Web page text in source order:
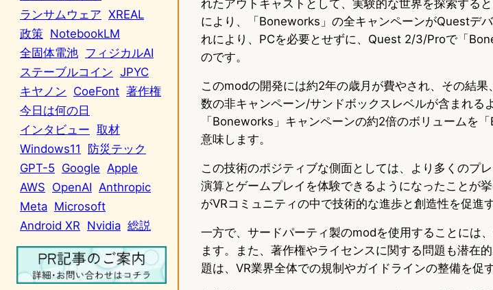
ランサムウェア XREAL
政策 NotebookLM
全固体電池 フィジカルAI
ステーブルコイン JPYC
キヤノン CoeFont 著作権
今日は何の日
インタビュー 取材
Windows11
防災テック
GPT-5 Google Apple
AWS OpenAI Anthropic
Meta Microsoft
Android XR Nvidia 総説
れたアウトキャストとして、実験的な世界を探索する
により、「Boneworks」の全キャンペーンがQuestデ
れにより、PCを必要とせずに、Quest 2/3/Proで「
のです。
このmodの開発には約2年の歳月が費やされ、その結
数の非キャンペーン/サンドボックスレベルが含まれる
「Boneworks」キャンペーンの約2倍のボリュームを
意味します。
この技術のポジティブな側面としては、より多くのプ
演算とゲームプレイを体験できるようになったことが
がVRコミュニティの中で技術的な進歩と創造性を促進
一方で、サードパーティ製のmodを使用することには
ます。また、著作権やライセンスに関する問題も潜在
題は、VR業界全体での規制やガイドラインの整備を促